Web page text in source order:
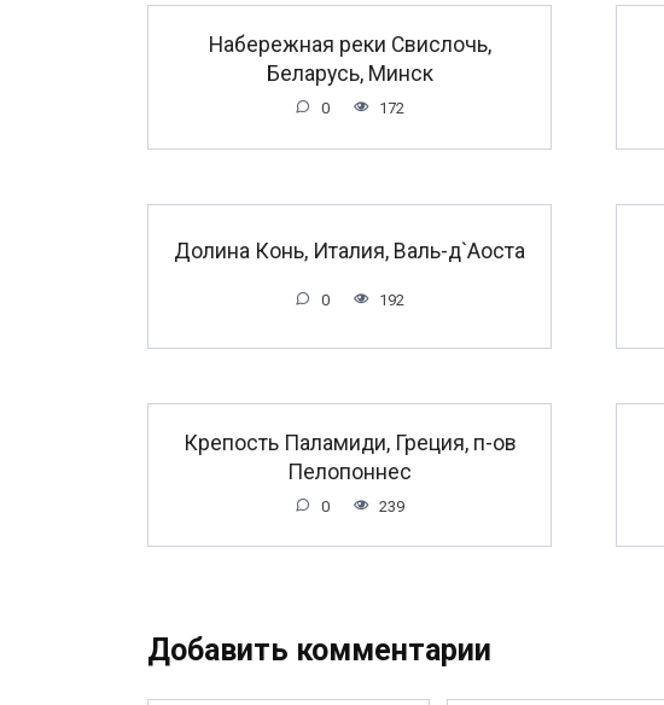
Набережная реки Свислочь,
Беларусь, Минск
0 172
Долина Конь, Италия, Валь-д`Аоста
0 192
Крепость Паламиди, Греция, п-ов
Пелопоннес
0 239
Добавить комментарии